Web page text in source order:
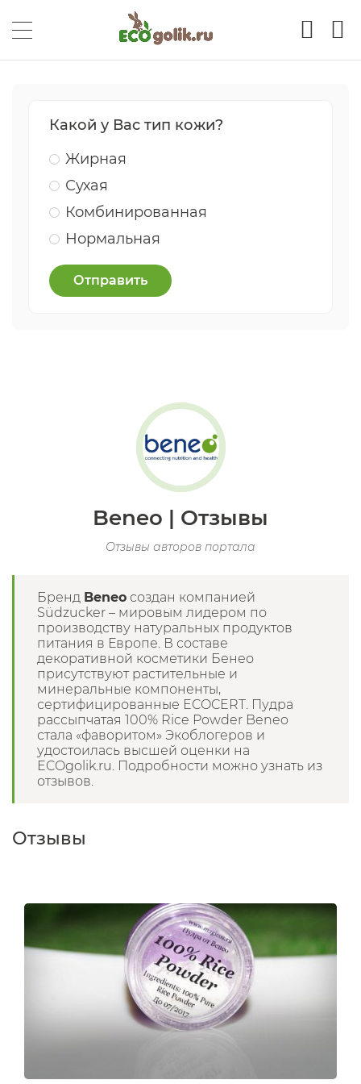
Какой у Вас тип кожи?
Жирная
Сухая
Комбинированная
Нормальная
Отправить
Beneo | Отзывы
Отзывы авторов портала
Бренд Beneo создан компанией
Südzucker – мировым лидером по
производству натуральных продуктов
питания в Европе. В составе
декоративной косметики Бенео
присутствуют растительные и
минеральные компоненты,
сертифицированные ECOCERT. Пудра
рассыпчатая 100% Rice Powder Beneo
стала «фаворитом» Экоблогеров и
удостоилась высшей оценки на
ECOgolik.ru. Подробности можно узнать из
отзывов.
Отзывы